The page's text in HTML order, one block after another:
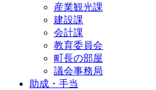
産業観光課
建設課
会計課
教育委員会
町長の部屋
議会事務局
助成・手当